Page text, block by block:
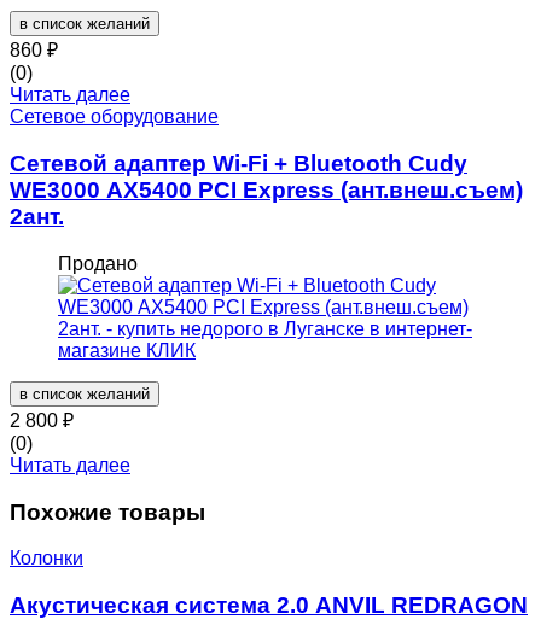
в список желаний
860 ₽
(0)
Читать далее
Сетевое оборудование
Сетевой адаптер Wi-Fi + Bluetooth Cudy
WE3000 АХ5400 PCI Express (ант.внеш.съем)
2ант.
Продано
в список желаний
2 800 ₽
(0)
Читать далее
Похожие товары
Колонки
Акустическая система 2.0 ANVIL REDRAGON